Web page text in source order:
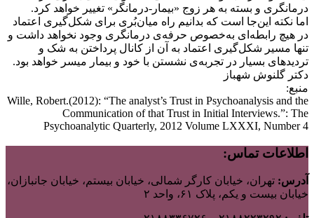
درمانگری و بسته به هر زوج «بیمار-درمانگر» تغییر خواهد کرد.
اما نکته این‌جا است که بدانیم راه میان‌بُری برای شکل‌گیری اعتماد
در هیچ رابطه‌ای به‌‌خصوص حرفه‌ی درمانگری وجود نخواهد داشت و
تنها مسیر شکل‌گیری اعتماد به آن از کانال پرداختن به شک و
تردیدهای بسیار در تجربه‌ی نشستن با خود و بیمار میسر خواهد بود.
دکتر گلنوش شهباز
منبع:
Wille, Robert.(2012): “The analyst’s Trust in Psychoanalysis and the
Communication of that Trust in Initial Interviews.”: The
Psychoanalytic Quarterly, 2012 Volume LXXXI, Number 4
اطلاعات تماس:
آدرس: تهران، خیابان کارگر شمالی، خیابان بیستم، خیابان جانبازان،
خیابان بیست و یکم، پلاک ۶۱، واحد ۲